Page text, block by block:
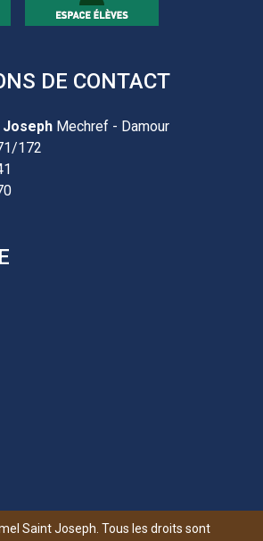
reçues à la direction de
DE CONTACT
Joseph Mechref - Damour
172
Saint Joseph. Tous les droits sont